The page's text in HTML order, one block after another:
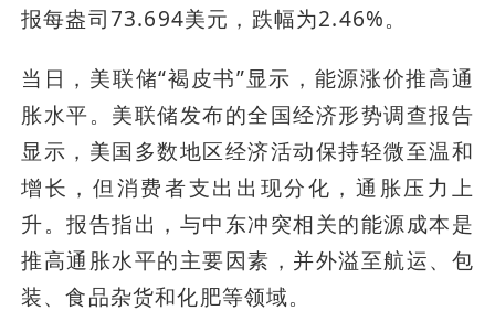
报每盎司73.694美元，跌幅为2.46%。
当日，美联储“褐皮书”显示，能源涨价推高通
胀水平。美联储发布的全国经济形势调查报告
显示，美国多数地区经济活动保持轻微至温和
增长，但消费者支出出现分化，通胀压力上
升。报告指出，与中东冲突相关的能源成本是
推高通胀水平的主要因素，并外溢至航运、包
装、食品杂货和化肥等领域。